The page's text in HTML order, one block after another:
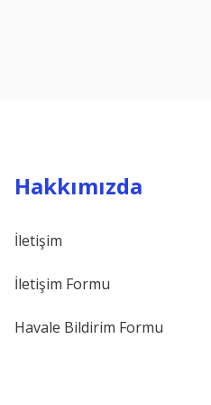
Hakkımızda
İletişim
İletişim Formu
Havale Bildirim Formu